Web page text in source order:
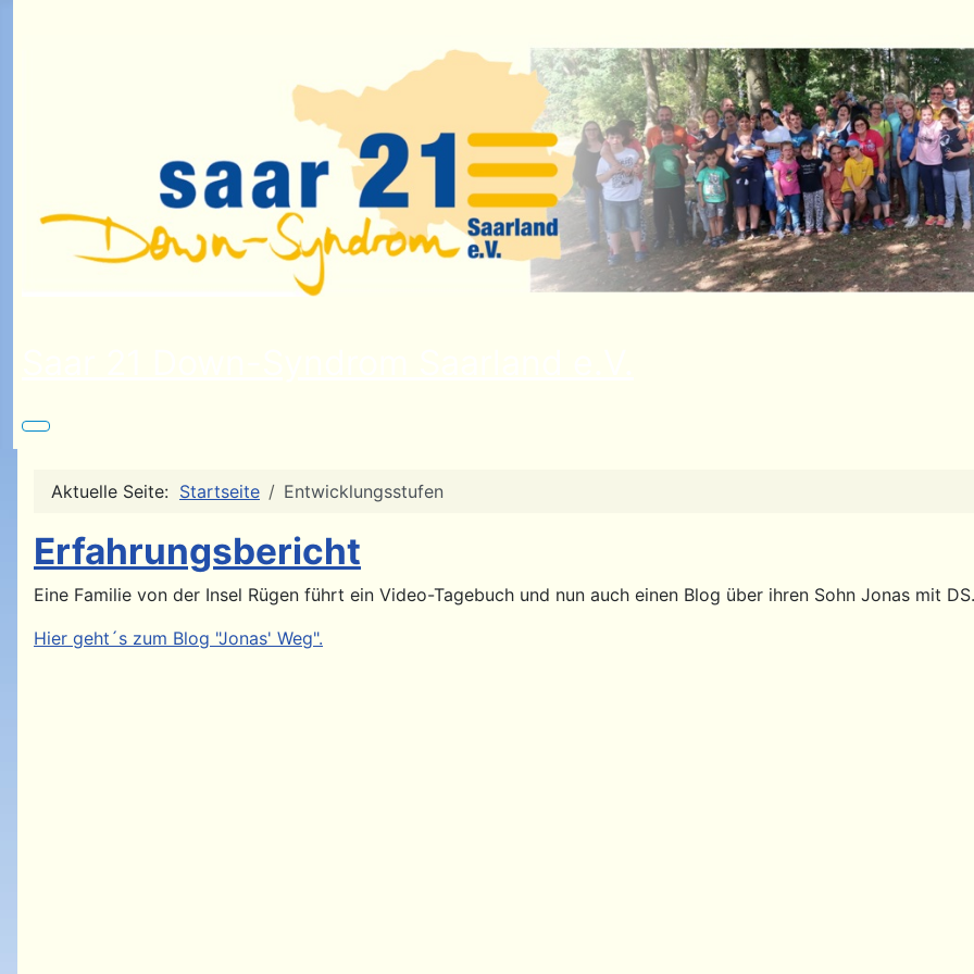
Aktuelle Seite: Startseite Entwicklungsstufen
Erfahrungsbericht
Eine Familie von der Insel Rügen führt ein Video-Tagebuch und nun auch einen Blog über ihren Sohn Jonas mit DS.
Hier geht´s zum Blog "Jonas' Weg".